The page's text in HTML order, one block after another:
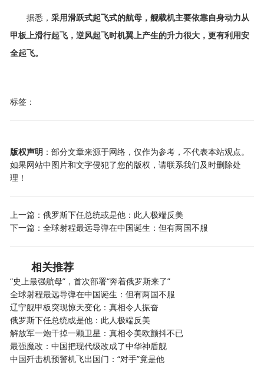
据悉，采用滑跃式起飞式的航母，舰载机主要依靠自身动力从
甲板上滑行起飞，逆风起飞时机翼上产生的升力很大，更有利用安
全起飞。
标签：
版权声明 ：部分文章来源于网络，仅作为参考，不代表本站观点。
如果网站中图片和文字侵犯了您的版权，请联系我们及时删除处
理！
上一篇：俄罗斯下任总统或是他：此人极端反美
下一篇：全球射程最远导弹在中国诞生：但有两国不服
相关推荐
“史上最强航母”，首次部署“奔着俄罗斯来了”
全球射程最远导弹在中国诞生：但有两国不服
辽宁舰甲板突现惊天变化：真相令人振奋
俄罗斯下任总统或是他：此人极端反美
解放军一炮干掉一颗卫星：真相令美欧颤抖不已
最强魔改：中国把现代级改成了中华神盾舰
中国歼击机预警机飞出国门：“对手”竟是他